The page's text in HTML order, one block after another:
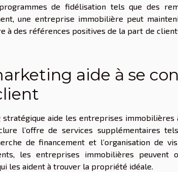
de fidélisation tels que des
une entreprise immobilière peut
à des références positives de la part de
aide à se
stratégique aide les entreprises
l’offre de services supplémentaires
de financement et l’organisation de
les entreprises immobilières peuvent
les aident à trouver la propriété idéale.